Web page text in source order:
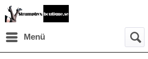
Menü